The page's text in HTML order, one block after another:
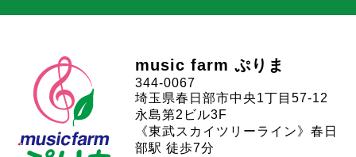
music farm ぷりま
344-0067
埼玉県春日部市中央1丁目57-12
永島第2ビル3F
《東武スカイツリーライン》春日
部駅 徒歩7分